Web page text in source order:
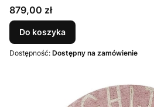
Cena
879,00 zł
Do koszyka
Dostępność: Dostępny na zamówienie